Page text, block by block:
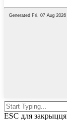
ESC для закрыцця